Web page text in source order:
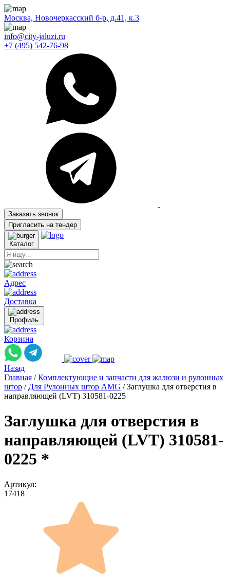
Москва, Новочеркасский б-р, д.41, к.3
info@city-jaluzi.ru
+7 (495) 542-76-98
Заказать звонок
Пригласить на тендер
Каталог
Адрес
Доставка
Профиль
Корзина
Назад
Главная / Комплектующие и запчасти для жалюзи и рулонных
штор / Для Рулонных штор AMG / Заглушка для отверстия в
направляющей (LVT) 310581-0225
Заглушка для отверстия в
направляющей (LVT) 310581-
0225 *
Артикул:
17418